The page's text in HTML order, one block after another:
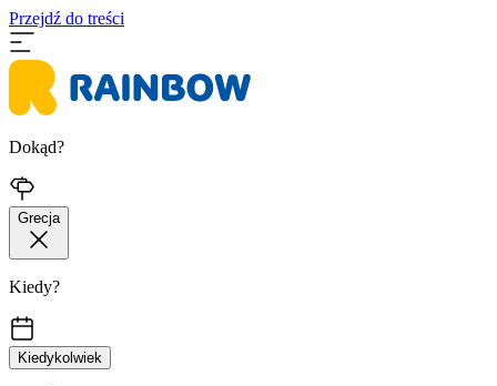
Przejdź do treści
Dokąd?
Grecja
Kiedy?
Kiedykolwiek